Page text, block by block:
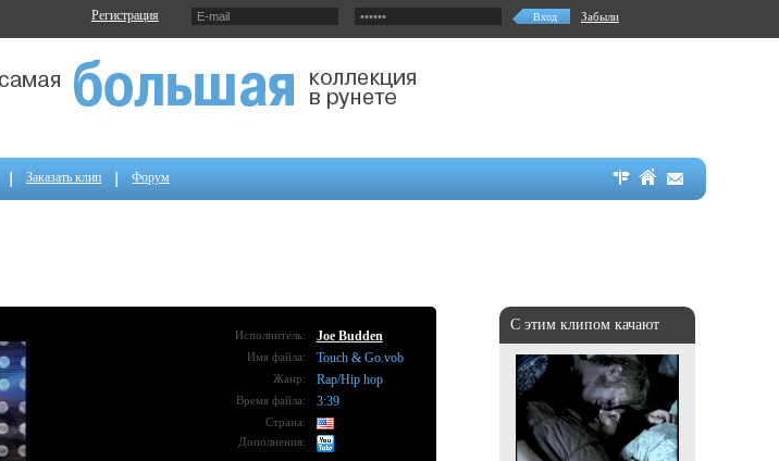
Регистрация Забыли
Заказать клип Форум
С этим клипом качают
Исполнитель: Joe Budden
Имя файла: Touch & Go.vob
Жанр: Rap/Hip hop
Время файла: 3:39
Страна:
Дополнения: